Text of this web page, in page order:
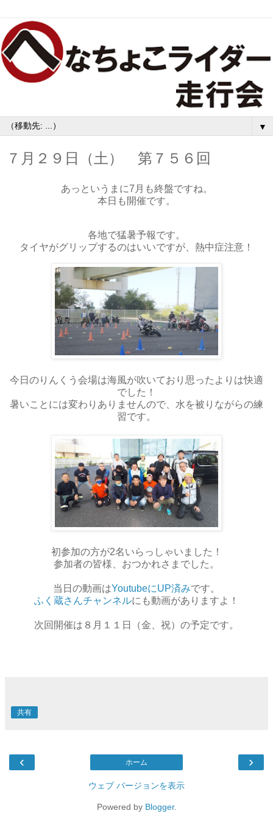
▼
７月２９日（土） 第７５６回
あっというまに7月も終盤ですね。
本日も開催です。
各地で猛暑予報です。
タイヤがグリップするのはいいですが、熱中症注意！
今日のりんくう会場は海風が吹いており思ったよりは快適
でした！
暑いことには変わりありませんので、水を被りながらの練
習です。
初参加の方が2名いらっしゃいました！
参加者の皆様、おつかれさまでした。
当日の動画はYoutubeにUP済みです。
ふく蔵さんチャンネルにも動画がありますよ！
次回開催は ８月１１日（金、祝）の予定です。
共有
‹ ›
ホーム
ウェブ バージョンを表示
Powered by Blogger.